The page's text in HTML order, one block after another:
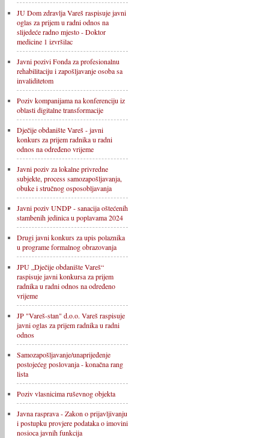
JU Dom zdravlja Vareš raspisuje javni
oglas za prijem u radni odnos na
slijedeće radno mjesto - Doktor
medicine 1 izvršilac
Javni pozivi Fonda za profesionalnu
rehabilitaciju i zapošljavanje osoba sa
invaliditetom
Poziv kompanijama na konferenciju iz
oblasti digitalne transformacije
Dječije obdanište Vareš - javni
konkurs za prijem radnika u radni
odnos na određeno vrijeme
Javni poziv za lokalne privredne
subjekte, process samozapošljavanja,
obuke i stručnog osposobljavanja
Javni poziv UNDP - sanacija oštećenih
stambenih jedinica u poplavama 2024
Drugi javni konkurs za upis polaznika
u programe formalnog obrazovanja
JPU „Dječije obdanište Vareš“
raspisuje javni konkursa za prijem
radnika u radni odnos na određeno
vrijeme
JP "Vareš-stan" d.o.o. Vareš raspisuje
javni oglas za prijem radnika u radni
odnos
Samozapošljavanje/unaprijeđenje
postojećeg poslovanja - konačna rang
lista
Poziv vlasnicima ruševnog objekta
Javna rasprava - Zakon o prijavljivanju
i postupku provjere podataka o imovini
nosioca javnih funkcija